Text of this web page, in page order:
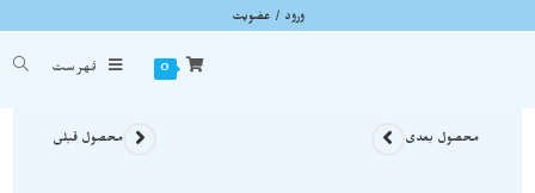
ورود / عضویت
0 فهرست
نیم ست سنگ پیریت ، دستبند و انگشتر راف و معدنی زنانه NS10
محصول قبلی محصول بعدی